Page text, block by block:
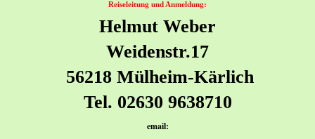
Reiseleitung und Anmeldung:
Helmut Weber
Weidenstr.17
56218 Mülheim-Kärlich
Tel. 02630 9638710
email: